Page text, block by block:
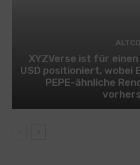
XYZVerse ist für
USD positioniert, wobei
PEPE-ähnliche